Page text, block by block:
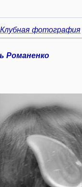
Клубная фотография
Романенко